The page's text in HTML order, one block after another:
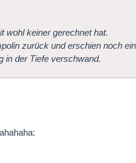
wohl keiner gerechnet hat.
zurück und erschien noch
in der Tiefe verschwand.